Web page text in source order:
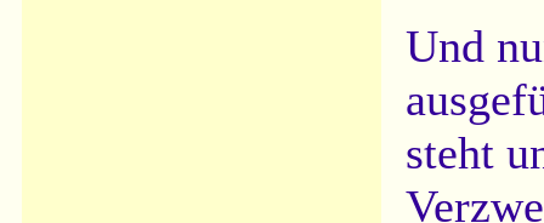
Und
steht